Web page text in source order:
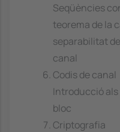
Seqüències
teorema de la
separabilitat
canal
Codis de canal
Introducció
bloc
Criptografia